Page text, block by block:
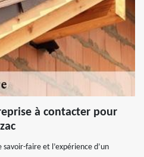
à contacter pour
faire et l’expérience d’un